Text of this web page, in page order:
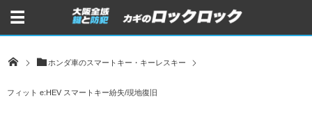
ホンダ車のスマートキー・キーレスキー
フィット e:HEV スマートキー紛失/現地復旧